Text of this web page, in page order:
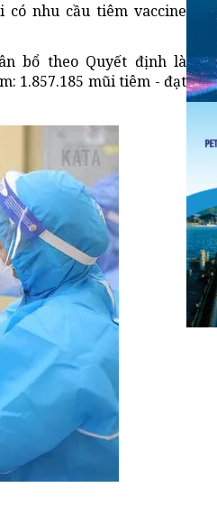
có nhu cầu tiêm vaccine
bổ theo Quyết định là
1.857.185 mũi tiêm - đạt